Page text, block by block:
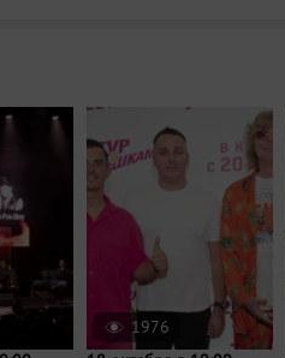
1976